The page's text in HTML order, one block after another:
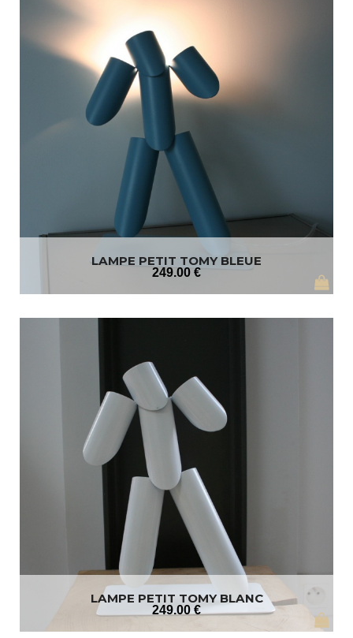
LAMPE PETIT TOMY BLEUE
249.00 €
LAMPE PETIT TOMY BLANC
249.00 €